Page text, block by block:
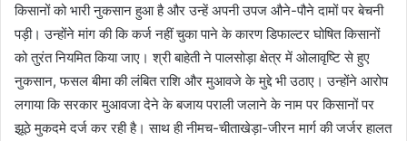
किसानों को भारी नुकसान हुआ है और उन्हें अपनी उपज औने-पौने दामों पर बेचनी
पड़ी। उन्होंने मांग की कि कर्ज नहीं चुका पाने के कारण डिफाल्टर घोषित किसानों
को तुरंत नियमित किया जाए। श्री बाहेती ने पालसोड़ा क्षेत्र में ओलावृष्टि से हुए
नुकसान, फसल बीमा की लंबित राशि और मुआवजे के मुद्दे भी उठाए। उन्होंने आरोप
लगाया कि सरकार मुआवजा देने के बजाय पराली जलाने के नाम पर किसानों पर
झूठे मुकदमे दर्ज कर रही है। साथ ही नीमच-चीताखेड़ा-जीरन मार्ग की जर्जर हालत